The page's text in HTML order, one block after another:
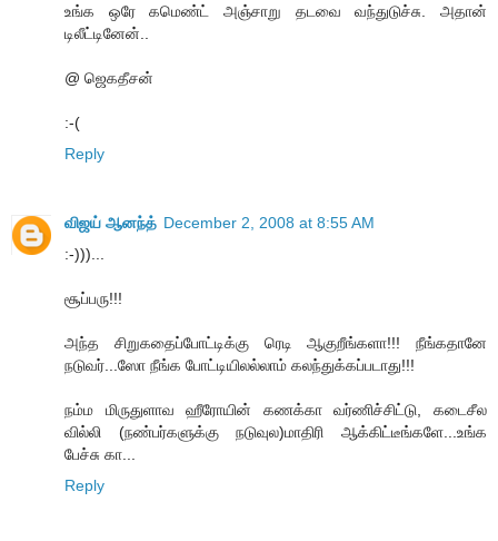
உங்க ஒரே கமெண்ட் அஞ்சாறு தடவை வந்துடுச்சு. அதான்
டிலீட்டினேன்..
@ ஜெகதீசன்
:-(
Reply
விஜய் ஆனந்த் December 2, 2008 at 8:55 AM
:-)))...
சூப்பரு!!!
அந்த சிறுகதைப்போட்டிக்கு ரெடி ஆகுறீங்களா!!! நீங்கதானே
நடுவர்...ஸோ நீங்க போட்டியிலல்லாம் கலந்துக்கப்படாது!!!
நம்ம மிருதுளாவ ஹீரோயின் கணக்கா வர்ணிச்சிட்டு, கடைசீல
வில்லி (நண்பர்களுக்கு நடுவுல)மாதிரி ஆக்கிட்டீங்களே...உங்க
பேச்சு கா...
Reply